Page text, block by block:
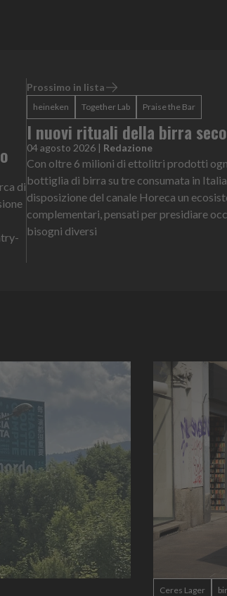
di
Prossimo in lista
heineken Together Lab Praise the Bar
I nuovi rituali della birra
04 agosto 2026 | Redazione
Con oltre 6 milioni di ettolitri prodotti
bottiglia di birra su tre consumata in
disposizione del canale Horeca un
complementari, pensati per presidiare
bisogni diversi
Ceres Lager